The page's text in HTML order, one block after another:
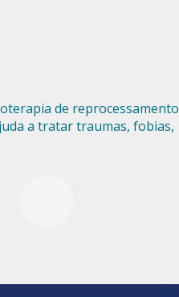
de reprocessamento
a tratar traumas, fobias,